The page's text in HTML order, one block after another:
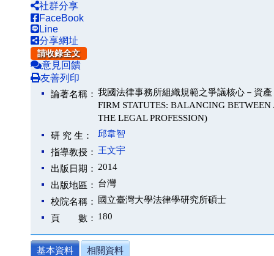
社群分享
FaceBook
Line
分享網址
請收錄全文
意見回饋
友善列印
論著名稱： 我國法律事務所組織規範之爭議核心－資
FIRM STATUTES: BALANCING
THE LEGAL PROFESSION)
研 究 生：
邱韋智
指導教授： 王文宇
出版日期： 2014
出版地區： 台灣
校院名稱：
國立臺灣大學法律學研究所碩士
頁 數： 180
基本資料 相關資料